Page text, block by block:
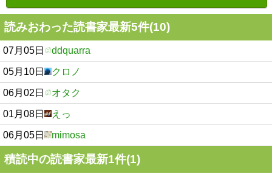
読みおわった読書家最新5件(10)
07月05日 ddquarra
05月10日 クロノ
06月02日 オタク
01月08日 えっ
06月05日 mimosa
積読中の読書家最新1件(1)